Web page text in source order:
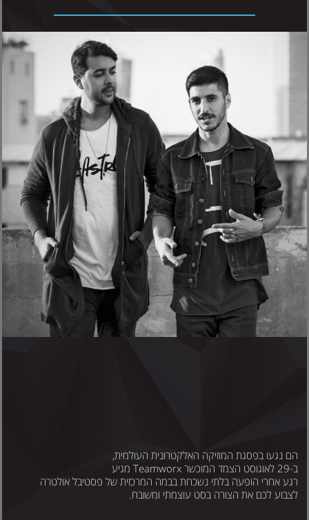
הם נגעו בפסגת המוזיקה האלקטרונית העולמית,
רגע אחרי הופעה בלתי נשכחת בבמה המרכזית של פסטיבל אולטרה
לצבוע לכם את הצורה בסט עוצמתי ומשובח.